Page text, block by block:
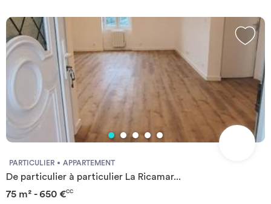
PARTICULIER APPARTEMENT
De particulier à particulier La Ricamar...
75 m² - 650 €CC